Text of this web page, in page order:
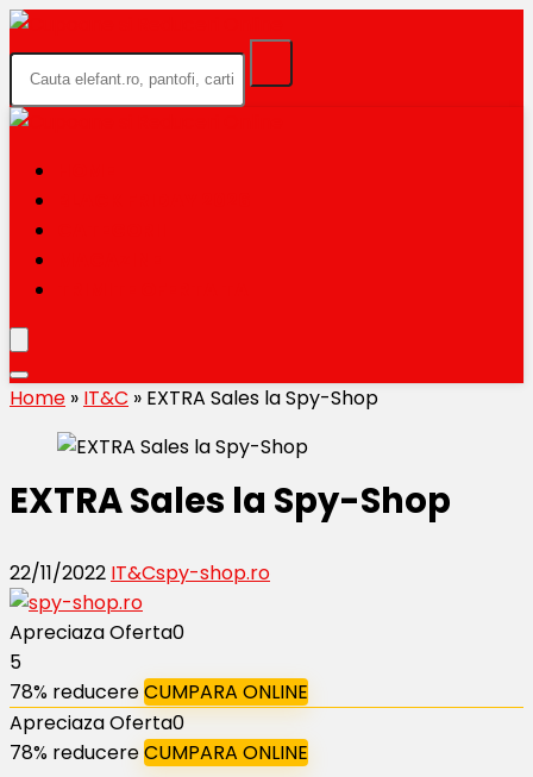
Home » IT&C » EXTRA Sales la Spy-Shop
EXTRA Sales la Spy-Shop
22/11/2022 IT&Cspy-shop.ro
Apreciaza Oferta0
5
78% reducereCUMPARA ONLINE
Apreciaza Oferta0
78% reducereCUMPARA ONLINE